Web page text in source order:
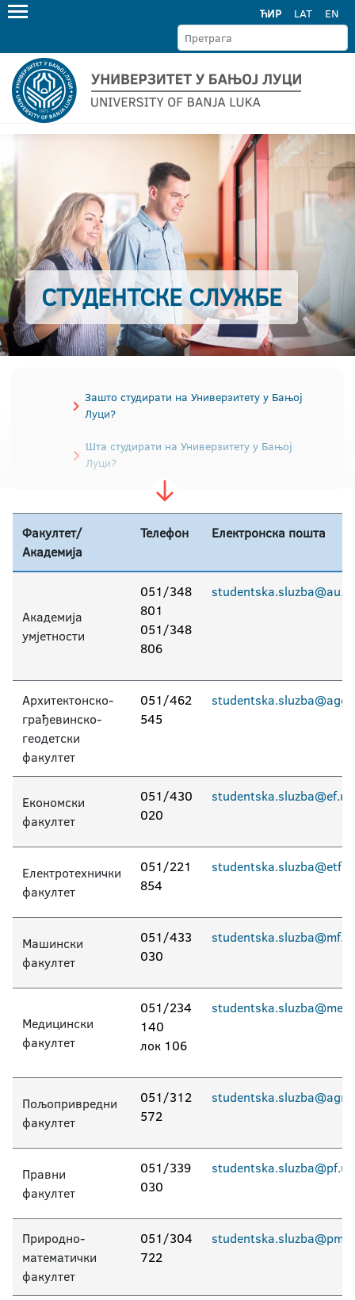
ЋИР LAT EN
СТУДЕНТСКЕ СЛУЖБЕ
Зашто студирати на Универзитету у Бањој
Луци?
Шта студирати на Универзитету у Бањој
Луци?
Водич за упис студената
Правила студирања
Припремна настава за бруцоше
Конкурс за упис
Пријемни испит
Студентске службе
Факултет/
Академија
Телефон Електронска пошта
Академија
умјетности
051/348
801
051/348
806
Архитектонско-
грађевинско-
геодетски
факултет
051/462
545
Економски
факултет
051/430
020
Електротехнички
факултет
051/221
854
Машински
факултет
051/433
030
Медицински
факултет
051/234
140
лок 106
Пољопривредни
факултет
051/312
572
Правни
факултет
051/339
030
Природно-
математички
факултет
051/304
722